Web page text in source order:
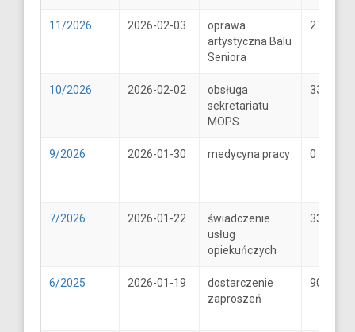
11/2026 2026-02-03
oprawa
artystyczna Balu
Seniora
2706
10/2026 2026-02-02
obsługa
sekretariatu
MOPS
33
9/2026 2026-01-30 medycyna pracy 0
7/2026 2026-01-22
świadczenie
usług
opiekuńczych
33
6/2025 2026-01-19
dostarczenie
zaproszeń
900